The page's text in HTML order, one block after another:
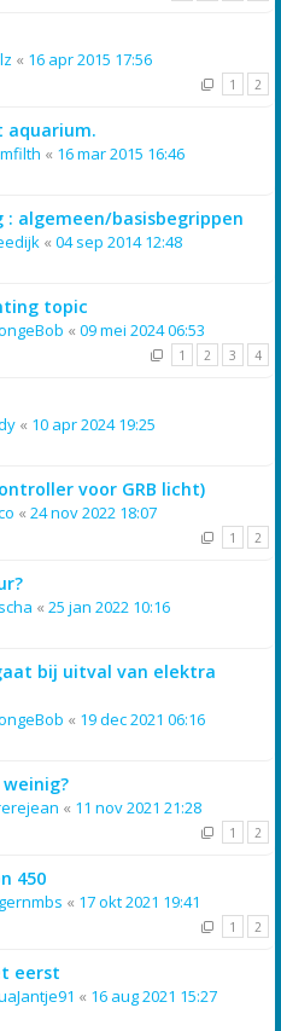
« 16 apr 2015 17:56
1 2
aquarium.
« 16 mar 2015 16:46
algemeen/basisbegrippen
« 04 sep 2014 12:48
topic
« 09 mei 2024 06:53
1 2 3 4
« 10 apr 2024 19:25
voor GRB licht)
« 24 nov 2022 18:07
1 2
« 25 jan 2022 10:16
bij uitval van elektra
« 19 dec 2021 06:16
« 11 nov 2021 21:28
1 2
450
« 17 okt 2021 19:41
1 2
eerst
« 16 aug 2021 15:27